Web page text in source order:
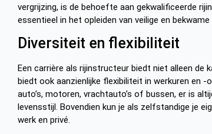
vergrijzing, is de behoefte aan gekwalificeerde
essentieel in het opleiden van veilige en
Diversiteit en flexibiliteit
Een carrière als rijinstructeur biedt niet alleen de
biedt ook aanzienlijke flexibiliteit in werkuren en
auto’s, motoren, vrachtauto’s of bussen, er is
levensstijl. Bovendien kun je als zelfstandige je
werk en privé.